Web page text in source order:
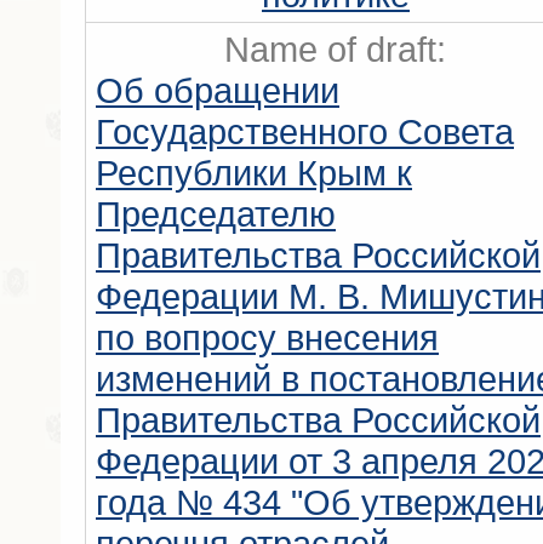
Name of draft:
Об обращении
Государственного Совета
Республики Крым к
Председателю
Правительства Российской
Федерации М. В.
по вопросу внесения
изменений в
Правительства Российской
Федерации от 3 апреля
года № 434 "Об